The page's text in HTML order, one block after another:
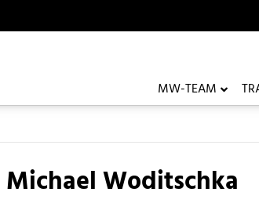
MW-TEAM
Michael Woditschka